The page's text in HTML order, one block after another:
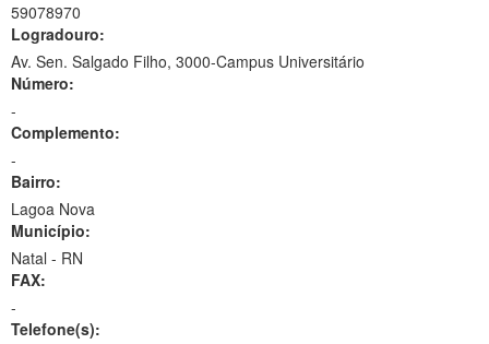
59078970
Logradouro:
Av. Sen. Salgado Filho, 3000-Campus Universitário
Número:
-
Complemento:
-
Bairro:
Lagoa Nova
Município:
Natal - RN
FAX:
-
Telefone(s):